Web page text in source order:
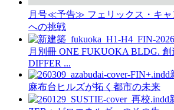
月号≪予告≫ フェリックス・キ
への挑戦
月別冊 ONE FUKUOKA BLDG.
DIFFER ...
麻布台ヒルズが拓く都市の未来